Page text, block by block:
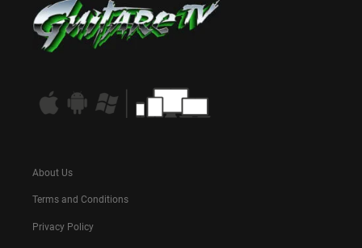
About Us
Terms and Conditions
Privacy Policy